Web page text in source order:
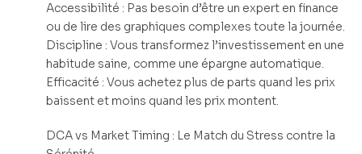
Accessibilité : Pas besoin d’être un expert en finance
ou de lire des graphiques complexes toute la journée.
Discipline : Vous transformez l’investissement en une
habitude saine, comme une épargne automatique.
Efficacité : Vous achetez plus de parts quand les prix
baissent et moins quand les prix montent.
DCA vs Market Timing : Le Match du Stress contre la